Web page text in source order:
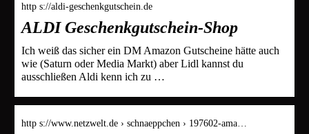
http s://aldi-geschenkgutschein.de
ALDI Geschenkgutschein-Shop
Ich weiß das sicher ein DM Amazon Gutscheine hätte auch
wie (Saturn oder Media Markt) aber Lidl kannst du
ausschließen Aldi kenn ich zu …
http s://www.netzwelt.de › schnaeppchen › 197602-ama…